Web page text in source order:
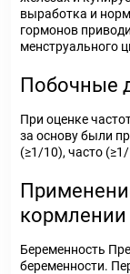
выработка и
гормонов
менструального
Побочные
При оценке
за основу были
(≥1/10), часто
кормлении
Беременность
беременности.